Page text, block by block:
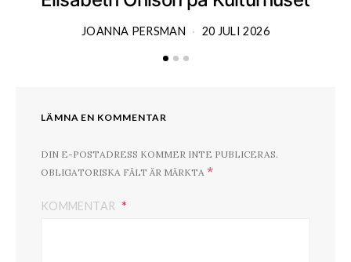
JOANNA PERSMAN 20 JULI 2026
LÄMNA EN KOMMENTAR
DIN E-POSTADRESS KOMMER INTE PUBLICERAS.
OBLIGATORISKA FÄLT ÄR MÄRKTA *
KOMMENTAR